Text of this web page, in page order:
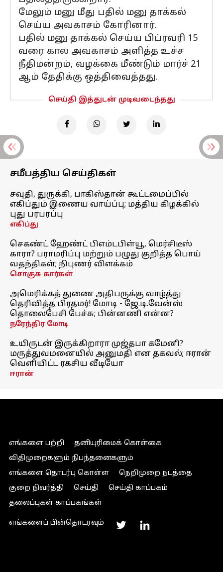
மேலும் மனு மீது பதில் மனு தாக்கல்
செய்ய அவகாசம் கோரினார்.
பதில் மனு தாக்கல் செய்ய பிப்ரவரி 15
வரை கால அவகாசம் அளித்த உச்ச
நீதிமன்றம், வழக்கை மீண்டும் மார்ச் 21
ஆம் தேதிக்கு ஒத்திவைத்தது.
செய்தி இத்துடன் முடிவடைந்தது
சமீபத்திய செய்திகள்
சவுதி, துருக்கி, பாகிஸ்தான் கூட்டமைப்பில்
எகிப்தும் இணைய வாய்ப்பு; மத்திய கிழக்கில்
புது பரபரப்பு
எகிப்து
செகண்ட் ஹேண்ட் பிஎம்டபிள்யூ, மெர்சிடீஸ்
காரா? பராமரிப்பு மற்றும் பழுது குறித்த பொய்
வதந்திகள்; நிபுணர் விளக்கம்
சொகுசு கார்கள்
அமெரிக்கத் துணை அதிபருக்கு வாழ்த்து
தெரிவித்த பிரதமர்! மோடி - ஜே.டி.வேன்ஸ்
தொலைபேசி பேச்சு; பின்னணி என்ன?
நரேந்திர மோடி
உயிருடன் இருக்கிறாரா முஜ்தபா கமேனி?
மருத்துவமனையில் அனுமதி என தகவல்; ஈரான்
வெளியிட்ட ரகசிய வீடியோ
ஈரான்
எங்களை பற்றி
தனியுரிமைக் கொள்கை
விதிமுறைகளும் நிபந்தனைகளும்
எங்களை தொடர்பு கொள்ள
நெறிமுறை நடத்தை
குறை நிவர்த்தி
செய்தி
செய்தி காப்பகம்
தலைப்புகள் காப்பகங்கள்
எங்களைப் பின்தொடரவும்